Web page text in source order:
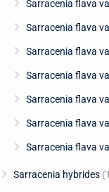
Sarracenia flava
Sarracenia flava
Sarracenia flava
Sarracenia flava
Sarracenia flava
Sarracenia flava
Sarracenia flava
Sarracenia hybrides